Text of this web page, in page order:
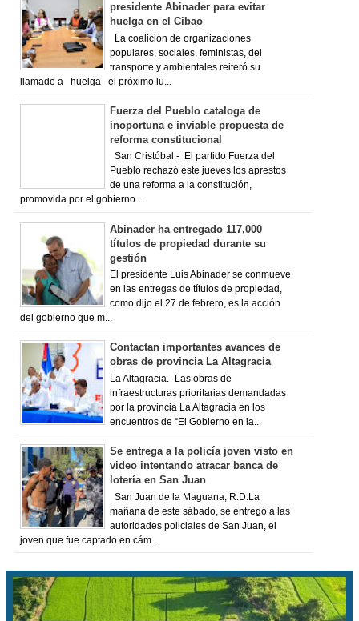
presidente Abinader para evitar
huelga en el Cibao
La coalición de organizaciones
populares, sociales, feministas, del
transporte y ambientales reiteró su
llamado a huelga el próximo lu...
Fuerza del Pueblo cataloga de
inoportuna e inviable propuesta de
reforma constitucional
San Cristóbal.- El partido Fuerza del
Pueblo rechazó este jueves los aprestos
de una reforma a la constitución,
promovida por el gobierno...
Abinader ha entregado 117,000
títulos de propiedad durante su
gestión
El presidente Luis Abinader se conmueve
en las entregas de títulos de propiedad,
como dijo el 27 de febrero, es la acción
del gobierno que m...
Contactan importantes avances de
obras de provincia La Altagracia
La Altagracia.- Las obras de
infraestructuras prioritarias demandadas
por la provincia La Altagracia en los
encuentros de “El Gobierno en la...
Se entrega a la policía joven visto en
video intentando atracar banca de
lotería en San Juan
San Juan de la Maguana, R.D.La
mañana de este sábado, se entregó a las
autoridades policiales de San Juan, el
joven que fue captado en cám...